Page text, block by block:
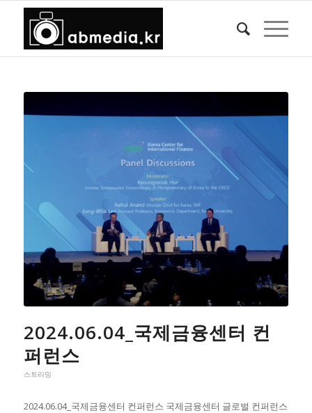
2024.06.04_국제금융센터 컨
퍼런스
스트리밍
2024.06.04_국제금융센터 컨퍼런스 국제금융센터 글로벌 컨퍼런스